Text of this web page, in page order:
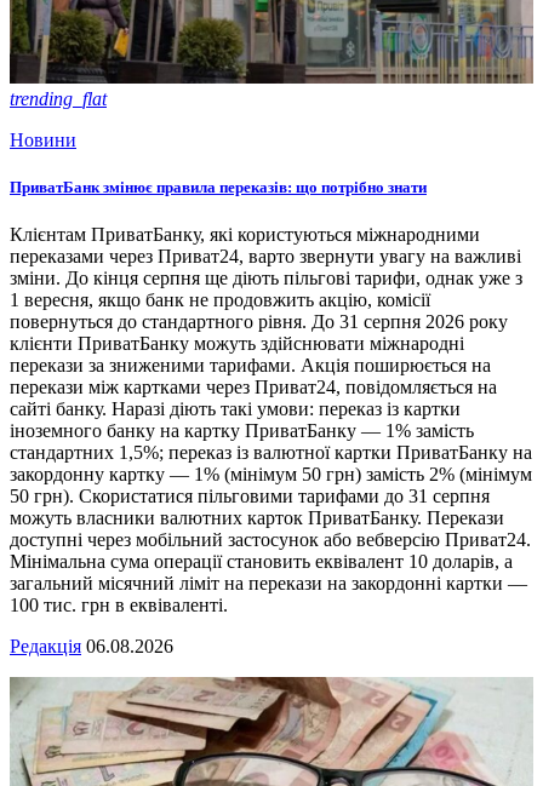
trending_flat
Новини
ПриватБанк змінює правила переказів: що потрібно знати
Клієнтам ПриватБанку, які користуються міжнародними
переказами через Приват24, варто звернути увагу на важливі
зміни. До кінця серпня ще діють пільгові тарифи, однак уже з
1 вересня, якщо банк не продовжить акцію, комісії
повернуться до стандартного рівня. До 31 серпня 2026 року
клієнти ПриватБанку можуть здійснювати міжнародні
перекази за зниженими тарифами. Акція поширюється на
перекази між картками через Приват24, повідомляється на
сайті банку. Наразі діють такі умови: переказ із картки
іноземного банку на картку ПриватБанку — 1% замість
стандартних 1,5%; переказ із валютної картки ПриватБанку на
закордонну картку — 1% (мінімум 50 грн) замість 2% (мінімум
50 грн). Скористатися пільговими тарифами до 31 серпня
можуть власники валютних карток ПриватБанку. Перекази
доступні через мобільний застосунок або вебверсію Приват24.
Мінімальна сума операції становить еквівалент 10 доларів, а
загальний місячний ліміт на перекази на закордонні картки —
100 тис. грн в еквіваленті.
Редакція 06.08.2026